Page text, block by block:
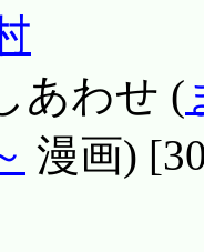
あわせ (
漫画)